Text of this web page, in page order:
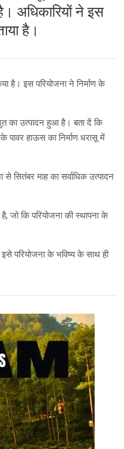
अधिकारियों ने इस
है।
है। इस परियोजना ने निर्माण के
का उत्पादन हुआ है। बता दें कि
पावर हाऊस का निर्माण धरासू में
सितंबर माह का सर्वाधिक उत्पादन
जो कि परियोजना की स्थापना के
परियोजना के भविष्य के साथ ही